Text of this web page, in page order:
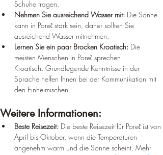
Schuhe tragen.
Nehmen Sie ausreichend Wasser mit: Die Sonne
kann in Poreč stark sein, daher sollten Sie
ausreichend Wasser mitnehmen.
Lernen Sie ein paar Brocken Kroatisch: Die
meisten Menschen in Poreč sprechen
Kroatisch. Grundlegende Kenntnisse in der
Sprache helfen Ihnen bei der Kommunikation mit
den Einheimischen.
Weitere Informationen:
Beste Reisezeit: Die beste Reisezeit für Poreč ist von
April bis Oktober, wenn die Temperaturen
angenehm warm und die Sonne scheint. Mehr